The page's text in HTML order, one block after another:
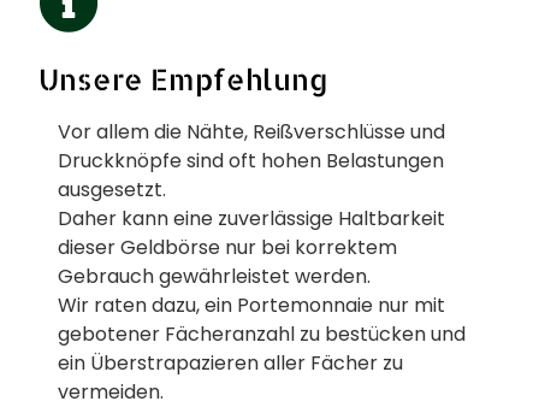
Unsere Empfehlung
Vor allem die Nähte, Reißverschlüsse und
Druckknöpfe sind oft hohen Belastungen
ausgesetzt.
Daher kann eine zuverlässige Haltbarkeit
dieser Geldbörse nur bei korrektem
Gebrauch gewährleistet werden.
Wir raten dazu, ein Portemonnaie nur mit
gebotener Fächeranzahl zu bestücken und
ein Überstrapazieren aller Fächer zu
vermeiden.